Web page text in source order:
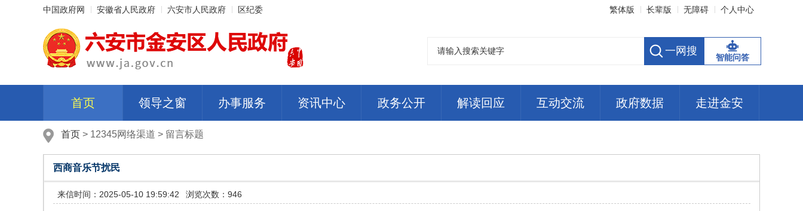
中国政府网 安徽省人民政府 六安市人民政府 区纪委 繁体版 长辈版 无障碍 个人中心
智能问答
首页 领导之窗 办事服务 资讯中心 政务公开 解读回应 互动交流 政府数据 走进金安
首页 > 12345网络渠道 > 留言标题
西商音乐节扰民
来信时间：2025-05-10 19:59:42 浏览次数：946